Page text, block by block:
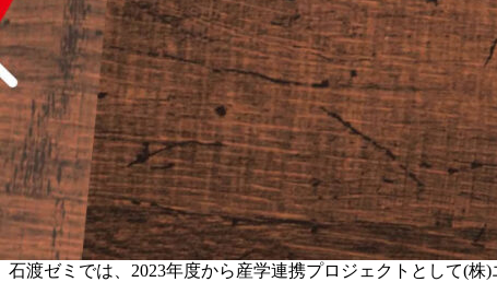
石渡ゼミでは、2023年度から産学連携プロジェクトとして(